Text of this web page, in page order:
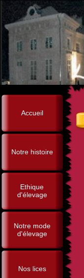
Accueil
Notre histoire
Ethique
d'élevage
Notre mode
d'élevage
Nos lices